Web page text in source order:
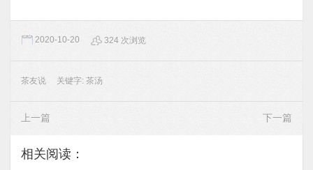
2020-10-20 324 次浏览
茶友说 关键字: 茶汤
上一篇 下一篇
相关阅读：